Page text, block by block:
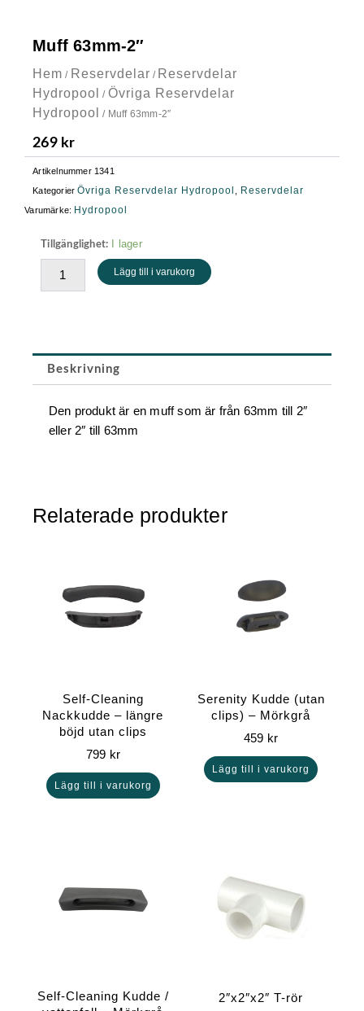
Muff 63mm-2″
Hem / Reservdelar / Reservdelar
Hydropool
/ Övriga Reservdelar
Hydropool
/ Muff 63mm-2″
269 kr
Artikelnummer 1341
Kategorier Övriga Reservdelar Hydropool Reservdelar
Varumärke: Hydropool
Tillgänglighet: I lager
Muff
63mm-
mängd
Lägg till i varukorg
Beskrivning
Den produkt är en muff som är från 63mm till 2″
eller 2″ till 63mm
Relaterade produkter
Self-Cleaning
Nackkudde – längre
böjd utan clips
799 kr
Lägg till i varukorg
Serenity Kudde (utan
clips) – Mörkgrå
459 kr
Lägg till i varukorg
Self-Cleaning Kudde /
2″x2″x2″ T-rör